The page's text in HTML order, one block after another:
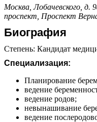
Москва, Лобачевского, д.
проспект, Проспект
Биография
Степень: Кандидат
Специализация:
Планирование
ведение
ведение родов;
невынашивание
ведение